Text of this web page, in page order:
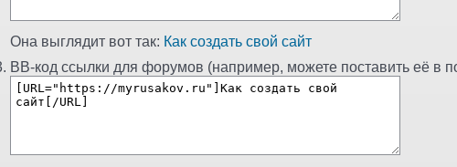
Она выглядит вот так: Как создать свой сайт
BB-код ссылки для форумов (например, можете поставить её в